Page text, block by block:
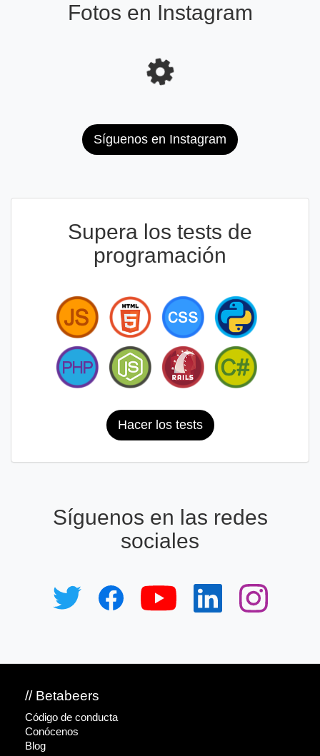
Fotos en Instagram
Síguenos en Instagram
Supera los tests de
programación
Hacer los tests
Síguenos en las redes
sociales
// Betabeers
Código de conducta
Conócenos
Blog